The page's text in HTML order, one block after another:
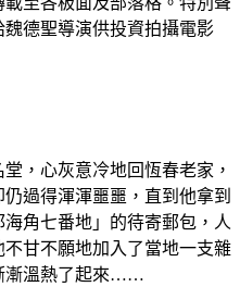
德聖導演供投資拍攝電影
，心灰意冷地回恆春老家，
過得渾渾噩噩，直到他拿到
角七番地」的待寄郵包，人
甘不願地加入了當地一支雜
漸溫熱了起來……